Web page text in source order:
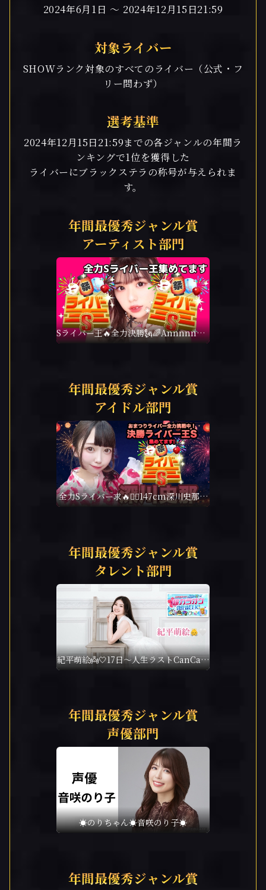
2024年6月1日 〜 2024年12月15日21:59
対象ライバー
SHOWランク対象のすべてのライバー（公式・フ
リー問わず）
選考基準
2024年12月15日21:59までの各ジャンルの年間ラ
ンキングで1位を獲得した
ライバーにブラックステラの称号が与えられま
す。
年間最優秀ジャンル賞
アーティスト部門
Sライバー王🔥全力決勝🗽🌈Annnnnaの
年間最優秀ジャンル賞
アイドル部門
全力Sライバー求🔥❤️‍🔥147cm深川史那の
ルーム🐸🎈
年間最優秀ジャンル賞
タレント部門
紀平萌絵👼🤍17日～人生ラストCanCam
🔥4度目の挑戦🔥
年間最優秀ジャンル賞
声優部門
☀️のりちゃん☀️音咲のり子☀️
年間最優秀ジャンル賞